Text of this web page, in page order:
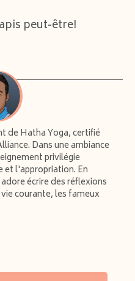
peut-être!
de Hatha Yoga, certifié
Dans une ambiance
privilégie
et l'appropriation. En
écrire des réflexions
courante, les fameux